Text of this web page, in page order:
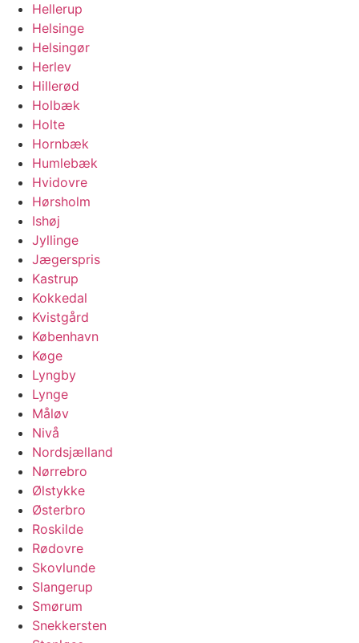
Hellerup
Helsinge
Helsingør
Herlev
Hillerød
Holbæk
Holte
Hornbæk
Humlebæk
Hvidovre
Hørsholm
Ishøj
Jyllinge
Jægerspris
Kastrup
Kokkedal
Kvistgård
København
Køge
Lyngby
Lynge
Måløv
Nivå
Nordsjælland
Nørrebro
Ølstykke
Østerbro
Roskilde
Rødovre
Skovlunde
Slangerup
Smørum
Snekkersten